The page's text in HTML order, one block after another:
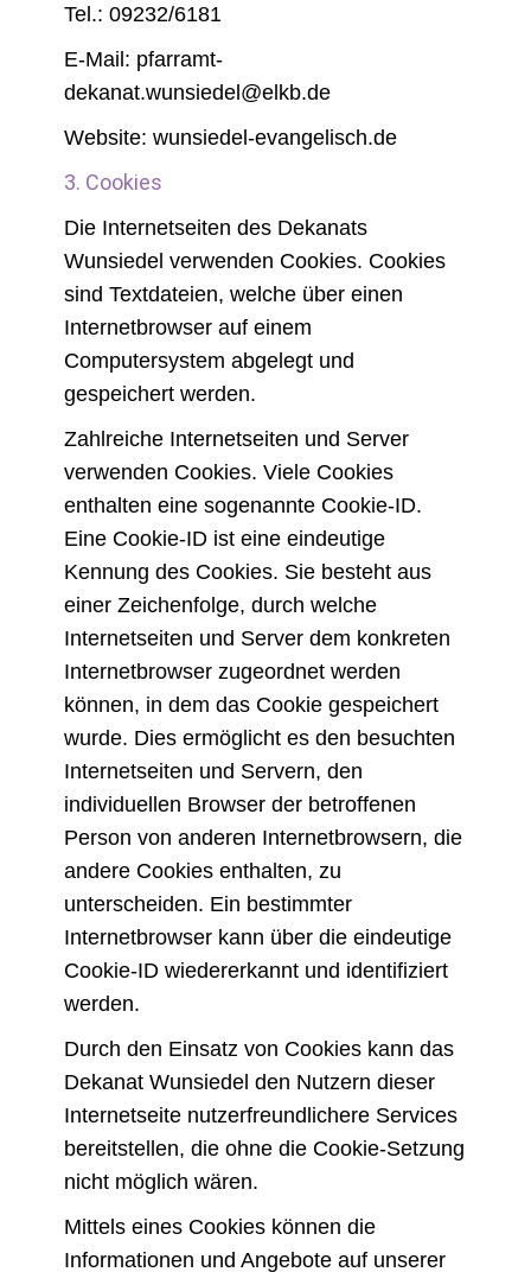
Tel.: 09232/6181
E-Mail: pfarramt-
dekanat.wunsiedel@elkb.de
Website: wunsiedel-evangelisch.de
3. Cookies
Die Internetseiten des Dekanats
Wunsiedel verwenden Cookies. Cookies
sind Textdateien, welche über einen
Internetbrowser auf einem
Computersystem abgelegt und
gespeichert werden.
Zahlreiche Internetseiten und Server
verwenden Cookies. Viele Cookies
enthalten eine sogenannte Cookie-ID.
Eine Cookie-ID ist eine eindeutige
Kennung des Cookies. Sie besteht aus
einer Zeichenfolge, durch welche
Internetseiten und Server dem konkreten
Internetbrowser zugeordnet werden
können, in dem das Cookie gespeichert
wurde. Dies ermöglicht es den besuchten
Internetseiten und Servern, den
individuellen Browser der betroffenen
Person von anderen Internetbrowsern, die
andere Cookies enthalten, zu
unterscheiden. Ein bestimmter
Internetbrowser kann über die eindeutige
Cookie-ID wiedererkannt und identifiziert
werden.
Durch den Einsatz von Cookies kann das
Dekanat Wunsiedel den Nutzern dieser
Internetseite nutzerfreundlichere Services
bereitstellen, die ohne die Cookie-Setzung
nicht möglich wären.
Mittels eines Cookies können die
Informationen und Angebote auf unserer